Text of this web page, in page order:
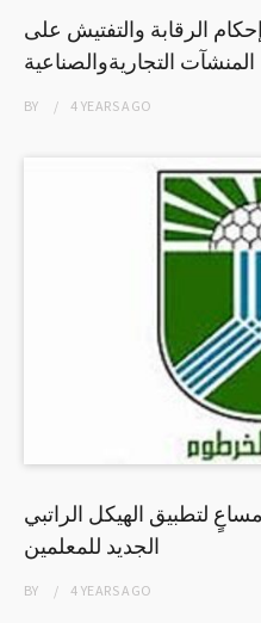
الرقابة والتفتيش على
المنشآت التجاريةوالصناعية
BY 4 YEARSAGO
لتطبيق الهيكل الراتبي
الجديد للمعلمين
BY 4 YEARSAGO